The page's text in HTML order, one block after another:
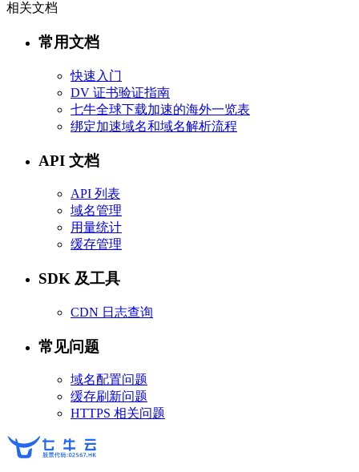
相关文档
常用文档
快速入门
DV 证书验证指南
七牛全球下载加速的海外一览表
绑定加速域名和域名解析流程
API 文档
API 列表
域名管理
用量统计
缓存管理
SDK 及工具
CDN 日志查询
常见问题
域名配置问题
缓存刷新问题
HTTPS 相关问题